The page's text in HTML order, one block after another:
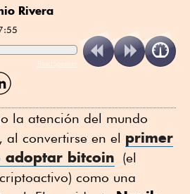
Rivera
ReadSpeaker
la atención del mundo
al convertirse en el primer
adoptar bitcoin (el
como una